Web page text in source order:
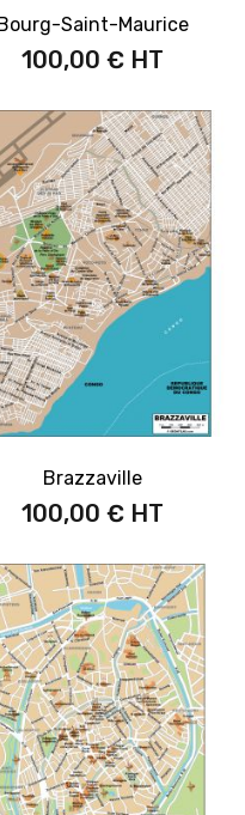
Saint-Maurice
100,00 €
Brazzaville
100,00 €